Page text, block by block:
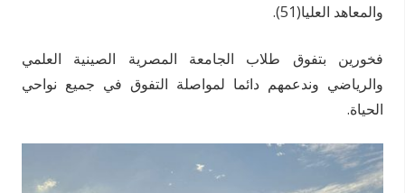
والمعاهد العليا(51).
فخورين بتفوق طلاب الجامعة المصرية الصينية العلمي
والرياضي وندعمهم دائما لمواصلة التفوق في جميع نواحي
الحياة.